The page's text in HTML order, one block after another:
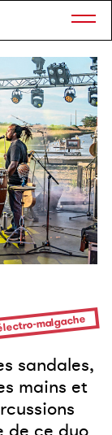
malgache
sandales,
mains et